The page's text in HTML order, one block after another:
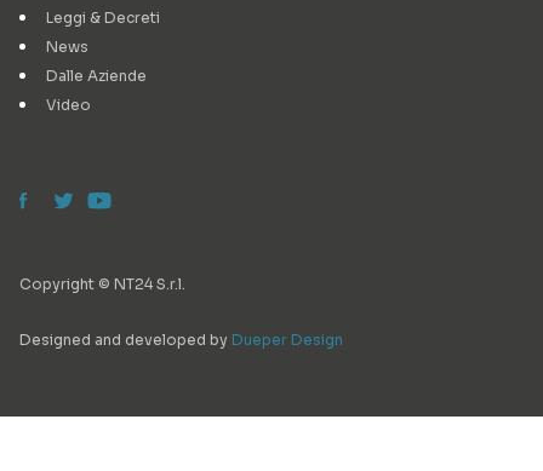
Leggi & Decreti
News
Dalle Aziende
Video
Copyright © NT24 S.r.l.
Designed and developed by Dueper Design